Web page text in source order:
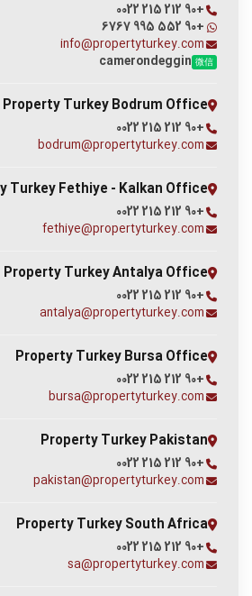
+90 212 215 0022
+90 552 995 6767
info@propertyturkey.com
微信
camerondeggin
Property Turkey Bodrum Office
+90 212 215 0022
bodrum@propertyturkey.com
Turkey Fethiye - Kalkan Office
+90 212 215 0022
fethiye@propertyturkey.com
Property Turkey Antalya Office
+90 212 215 0022
antalya@propertyturkey.com
Property Turkey Bursa Office
+90 212 215 0022
bursa@propertyturkey.com
Property Turkey Pakistan
+90 212 215 0022
pakistan@propertyturkey.com
Property Turkey South Africa
+90 212 215 0022
sa@propertyturkey.com